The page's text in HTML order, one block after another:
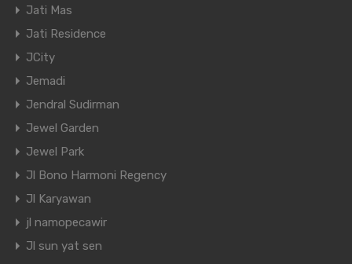
Jati Mas
Jati Residence
JCity
Jemadi
Jendral Sudirman
Jewel Garden
Jewel Park
Jl Bono Harmoni Regency
Jl Karyawan
jl namopecawir
Jl sun yat sen